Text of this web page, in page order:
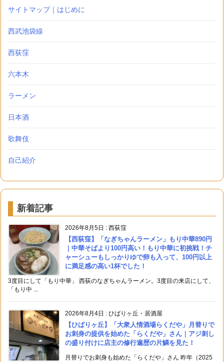
サイトマップ｜はじめに
西武池袋線
西荻窪
六本木
ラーメン
日本酒
歌舞伎
自己紹介
新着記事
2026年8月5日 : 西荻窪
【西荻窪】「なぎちゃんラーメン」もり中華890円
｜中華そばより100円高い！もり中華に初挑戦！チ
ャーシューもしっかりゆで卵も入って、100円以上
に満足感の高い1杯でした！
3度目にして「もり中華」 西荻のなぎちゃんラーメン。3度目の来店にして、
「もり中 ...
2026年8月4日 : ひばりヶ丘・居酒屋
【ひばりヶ丘】「大衆人情酒場らくだや」月替りで
お刺身の提供を始めた「らくだや」さん｜アジ刺し
の盛り付けに店主の修行遍歴の片鱗を見た！
月替りでお刺身も始めた「らくだや」さん 昨年（2025